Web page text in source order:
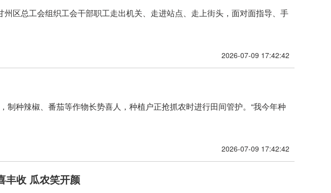
区总工会组织工会干部职工走出机关、走进站点、走上街头，面对面指导、手
2026-07-09 17:42:42
种辣椒、番茄等作物长势喜人，种植户正抢抓农时进行田间管护。“我今年种
2026-07-09 17:42:42
丰收 瓜农笑开颜